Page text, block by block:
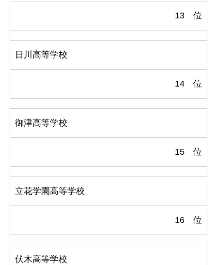
13 位
日川高等学校
14 位
御津高等学校
15 位
立花学園高等学校
16 位
伏木高等学校